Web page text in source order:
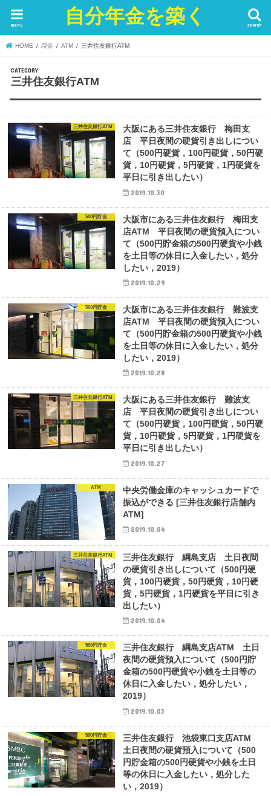
自分年金を築く search
menu
HOME 現金 ATM 三井住友銀行ATM
三井住友銀行ATM
三井住友銀行ATM
大阪にある三井住友銀行 梅田支
店 平日夜間の硬貨引き出しについ
て（500円硬貨，100円硬貨，50円硬
貨，10円硬貨，5円硬貨，1円硬貨を
平日に引き出したい）
2019.10.30
500円貯金
大阪市にある三井住友銀行 梅田支
店ATM 平日夜間の硬貨預入につい
て（500円貯金箱の500円硬貨や小銭
を土日等の休日に入金したい，処分
したい，2019）
2019.10.29
500円貯金
大阪市にある三井住友銀行 難波支
店ATM 平日夜間の硬貨預入につい
て（500円貯金箱の500円硬貨や小銭
を土日等の休日に入金したい，処分
したい，2019）
2019.10.28
三井住友銀行ATM
大阪にある三井住友銀行 難波支
店 平日夜間の硬貨引き出しについ
て（500円硬貨，100円硬貨，50円硬
貨，10円硬貨，5円硬貨，1円硬貨を
平日に引き出したい）
2019.10.27
ATM
中央労働金庫のキャッシュカードで
振込ができる [三井住友銀行店舗内
ATM]
2019.10.04
三井住友銀行ATM
三井住友銀行 綱島支店 土日夜間
の硬貨引き出しについて（500円硬
貨，100円硬貨，50円硬貨，10円硬
貨，5円硬貨，1円硬貨を平日に引き
出したい）
2019.10.04
500円貯金
三井住友銀行 綱島支店ATM 土日
夜間の硬貨預入について（500円貯
金箱の500円硬貨や小銭を土日等の
休日に入金したい，処分したい，
2019）
2019.10.03
500円貯金
三井住友銀行 池袋東口支店ATM
土日夜間の硬貨預入について（500
円貯金箱の500円硬貨や小銭を土日
等の休日に入金したい，処分した
い，2019）